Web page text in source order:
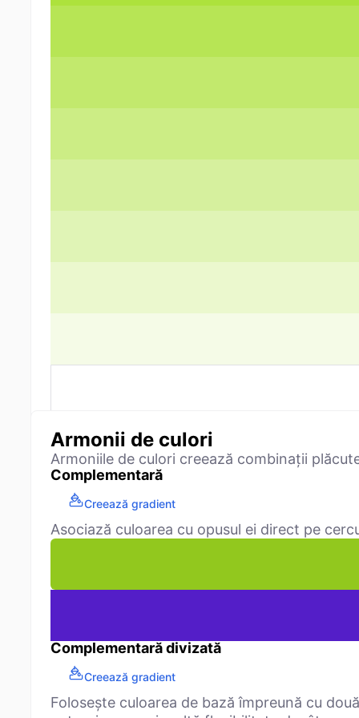
Armonii de culori
Armoniile de culori creează combinații
Complementară
Creează gradient
Asociază culoarea cu opusul ei direct pe
Complementară divizată
Creează gradient
Folosește culoarea de bază împreună cu